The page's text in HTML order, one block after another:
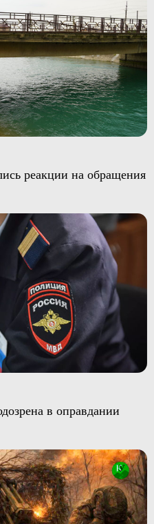
реакции на обращения
в оправдании